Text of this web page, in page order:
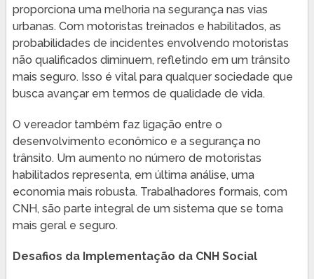
proporciona uma melhoria na segurança nas vias
urbanas. Com motoristas treinados e habilitados, as
probabilidades de incidentes envolvendo motoristas
não qualificados diminuem, refletindo em um trânsito
mais seguro. Isso é vital para qualquer sociedade que
busca avançar em termos de qualidade de vida.
O vereador também faz ligação entre o
desenvolvimento econômico e a segurança no
trânsito. Um aumento no número de motoristas
habilitados representa, em última análise, uma
economia mais robusta. Trabalhadores formais, com
CNH, são parte integral de um sistema que se torna
mais geral e seguro.
Desafios da Implementação da CNH Social